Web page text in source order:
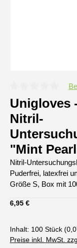
Unigloves
Nitril-
"Mint
Nitril-
Puderfrei, latexfrei
Größe S, Box mit
Regulärer Preis:
6,95 €
Inhalt: 100 Stück
Preise inkl. MwSt.